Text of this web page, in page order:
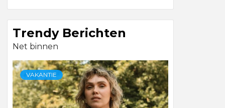
Trendy Berichten
Net binnen
VAKANTIE